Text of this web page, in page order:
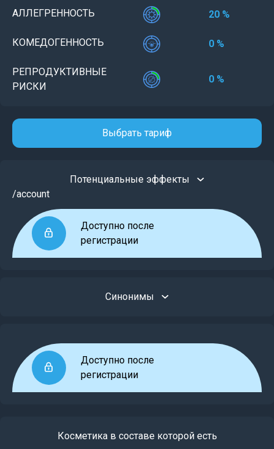
АЛЛЕГРЕННОСТЬ 20 %
КОМЕДОГЕННОСТЬ 0 %
РЕПРОДУКТИВНЫЕ
РИСКИ
0 %
Выбрать тариф
Потенциальные эффекты
/account
Доступно после
регистрации
Синонимы
Доступно после
регистрации
Косметика в составе которой есть